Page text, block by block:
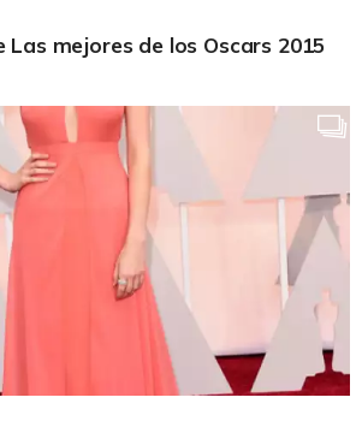
Las mejores de los Oscars 2015